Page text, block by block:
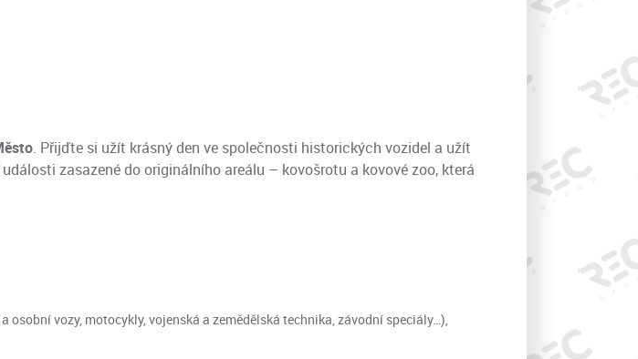
. Přijďte si užít krásný den ve společnosti historických vozidel a užít
zasazené do originálního areálu – kovošrotu a kovové zoo, která
vozy, motocykly, vojenská a zemědělská technika, závodní speciály…),